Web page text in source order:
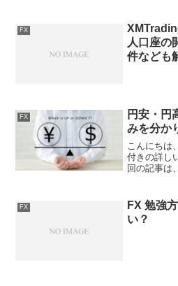
FX
人口座の
件なども
FX
円安・円
みを分か
こんにちは
付きの詳し
回の記事は
リットを詳
いて詳し
FX
FX 勉強
い？